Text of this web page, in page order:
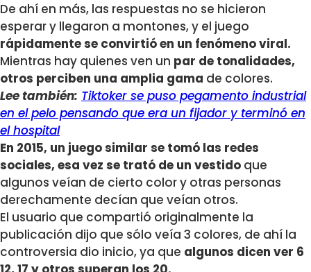
De ahí en más, las respuestas no se hicieron
esperar y llegaron a montones, y el juego
rápidamente se convirtió en un fenómeno viral.
Mientras hay quienes ven un par de tonalidades,
otros perciben una amplia gama de colores.
Lee también: Tiktoker se puso pegamento industrial
en el pelo pensando que era un fijador y terminó en
el hospital
En 2015, un juego similar se tomó las redes
sociales, esa vez se trató de un vestido que
algunos veían de cierto color y otras personas
derechamente decían que veían otros.
El usuario que compartió originalmente la
publicación dijo que sólo veía 3 colores, de ahí la
controversia dio inicio, ya que algunos dicen ver 6